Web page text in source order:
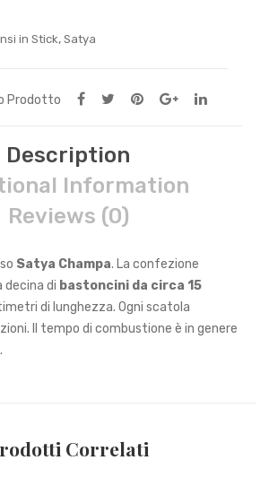
in Stick, Satya
Prodotto
Description
Information
Reviews (0)
Satya Champa. La confezione
decina di bastoncini da circa 15
di lunghezza. Ogni scatola
Il tempo di combustione è in genere
.
Correlati